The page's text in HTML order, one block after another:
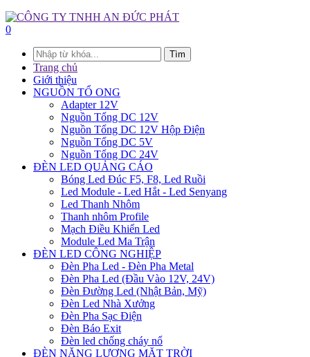
0
Tìm
Trang chủ
Giới thiệu
NGUỒN TỔ ONG
Adapter 12V
Nguồn Tổng DC 12V
Nguồn Tổng DC 12V Hộp Điện
Nguồn Tổng DC 5V
Nguồn Tổng DC 24V
ĐÈN LED QUẢNG CÁO
Bóng Led Đúc F5, F8, Led Ruồi
Led Module - Led Hắt - Led Senyang
Led Thanh Nhôm
Thanh nhôm Profile
Mạch Điều Khiển Led
Module Led Ma Trận
ĐÈN LED CÔNG NGHIỆP
Đèn Pha Led - Đèn Pha Metal
Đèn Pha Led (Đầu Vào 12V, 24V)
Đèn Đường Led (Nhật Bản, Mỹ)
Đèn Led Nhà Xưởng
Đèn Pha Sạc Điện
Đèn Báo Exit
Đèn led chống cháy nổ
ĐÈN NĂNG LƯỢNG MẶT TRỜI